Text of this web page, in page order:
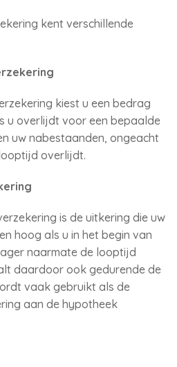
kent verschillende
kiest u een bedrag
u overlijdt voor een bepaalde
uw nabestaanden, ongeacht
overlijdt.
is de uitkering die uw
hoog als u in het begin van
naarmate de looptijd
daardoor ook gedurende de
vaak gebruikt als de
aan de hypotheek